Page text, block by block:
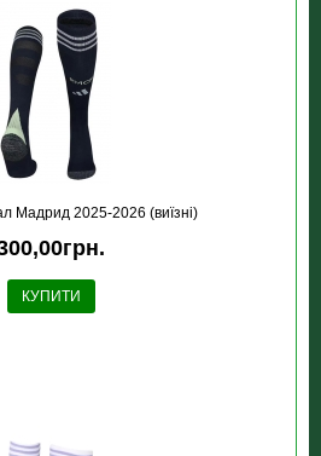
Мадрид 2025-2026 (виїзні)
КУПИТИ